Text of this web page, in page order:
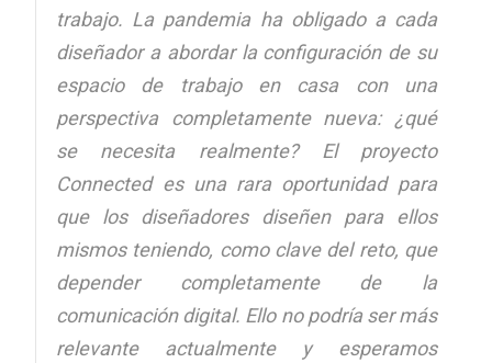
trabajo. La pandemia ha obligado a cada
diseñador a abordar la configuración de su
espacio de trabajo en casa con una
perspectiva completamente nueva: ¿qué
se necesita realmente? El proyecto
Connected es una rara oportunidad para
que los diseñadores diseñen para ellos
mismos teniendo, como clave del reto, que
depender completamente de la
comunicación digital. Ello no podría ser más
relevante actualmente y esperamos